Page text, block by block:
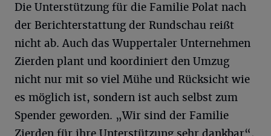
Die Unterstützung für die Familie Polat nach
der Berichterstattung der Rundschau reißt
nicht ab. Auch das Wuppertaler Unternehmen
Zierden plant und koordiniert den Umzug
nicht nur mit so viel Mühe und Rücksicht wie
es möglich ist, sondern ist auch selbst zum
Spender geworden. „Wir sind der Familie